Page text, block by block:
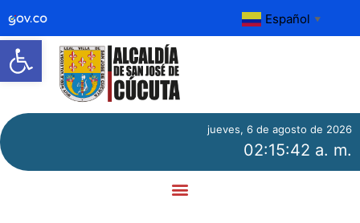
Abrir barra de herramientas
Español ▼
jueves, 6 de agosto de 2026
02:15:42 a. m.